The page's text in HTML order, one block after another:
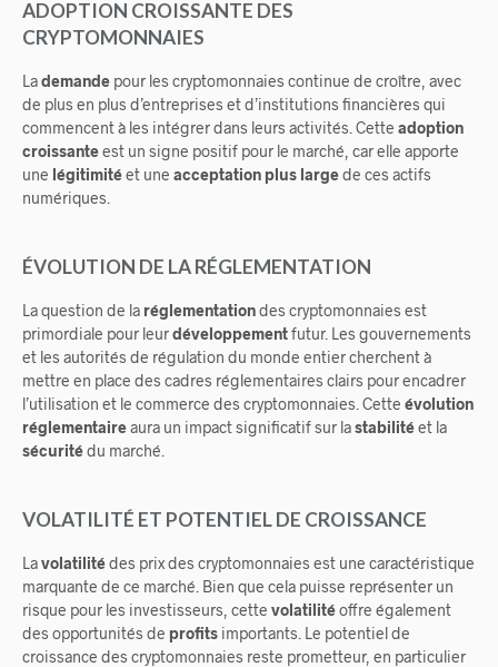
ADOPTION CROISSANTE DES
CRYPTOMONNAIES
Lademande pour les cryptomonnaies continue de croître, avec
de plus en plus d’entreprises et d’institutions financières qui
commencent à les intégrer dans leurs activités. Cette adoption
croissanteest un signe positif pour le marché, car elle apporte
une légitimitéet une acceptation plus largede ces actifs
numériques.
ÉVOLUTION DE LA RÉGLEMENTATION
La question de la réglementationdes cryptomonnaies est
primordiale pour leurdéveloppementfutur. Les gouvernements
et les autorités de régulation du monde entier cherchent à
mettre en place des cadres réglementaires clairs pour encadrer
l’utilisation et le commerce des cryptomonnaies. Cette évolution
réglementaireaura un impact significatif sur lastabilitéet la
sécuritédu marché.
VOLATILITÉ ET POTENTIEL DE CROISSANCE
Lavolatilitédes prix des cryptomonnaies est une caractéristique
marquante de ce marché. Bien que cela puisse représenter un
risque pour les investisseurs, cette volatilitéoffre également
des opportunités de profits importants. Le potentiel de
croissance des cryptomonnaies reste prometteur, en particulier